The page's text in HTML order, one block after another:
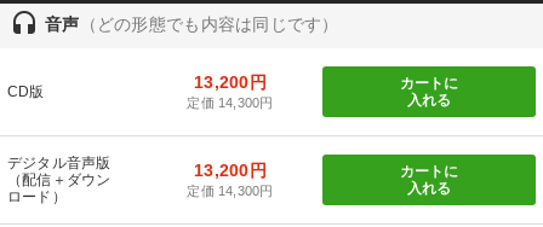
IT・サービス・金融業 コンサルタント
キーワード
上場企業 SNS活用 投資 ドラッカー
headset 音声 （どの形態でも内容は同じです）
CD版 13,200円
定価 14,300円
カートに
入れる
デジタル音声版
（配信＋ダウン
ロード）
13,200円
定価 14,300円
カートに
入れる